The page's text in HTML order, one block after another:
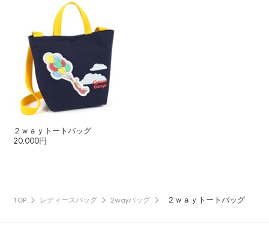
２ｗａｙトートバッグ
20,000円
TOP レディースバッグ 2wayバッグ ２ｗａｙトートバッグ